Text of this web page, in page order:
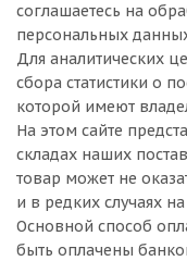
соглашаетесь на
персональных
Для аналитических
сбора статистики о
которой имеют
На этом сайте
складах наших
товар может не
и в редких случаях
Основной способ
быть оплачены